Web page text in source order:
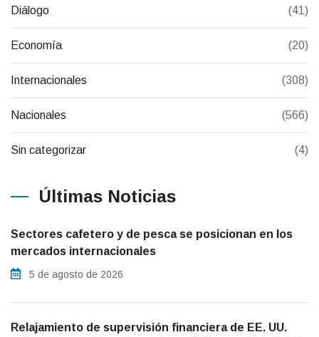
Diálogo (41)
Economía (20)
Internacionales (308)
Nacionales (566)
Sin categorizar (4)
Últimas Noticias
Sectores cafetero y de pesca se posicionan en los
mercados internacionales
5 de agosto de 2026
Relajamiento de supervisión financiera de EE. UU.